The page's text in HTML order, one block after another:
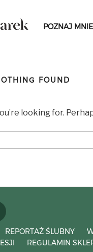
POZNAJ MNIE
FOUND
looking for.
for:
REPORTAŻ ŚLUBNY
REGULAMIN